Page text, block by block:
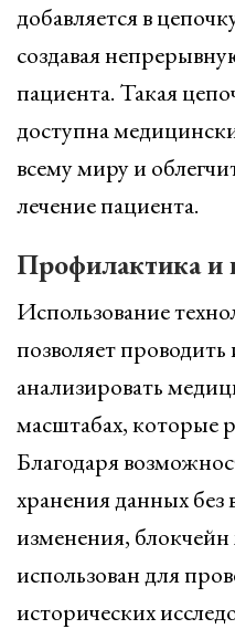
добавляется в
создавая
пациента. Такая
доступна
всему миру и
лечение пациента.
Профилактика и
Использование
позволяет проводить
анализировать
масштабах, которые
Благодаря
хранения данных
изменения,
использован для
исторических